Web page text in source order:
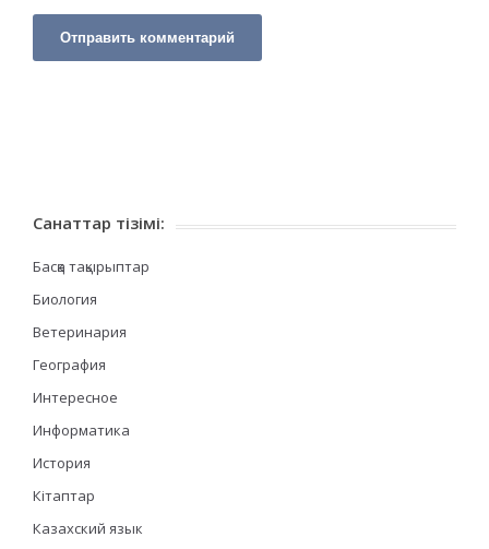
Санаттар тізімі:
Басқа тақырыптар
Биология
Ветеринария
География
Интересное
Информатика
История
Кітаптар
Казахский язык